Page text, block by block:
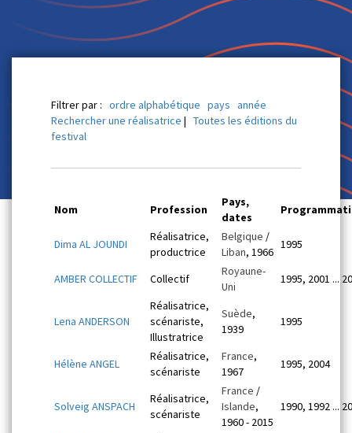
Filtrer par : ordre alphabétique pays année
Rechercher une réalisatrice | Toutes les éditions du
festival
Nom Profession
Pays,
dates
Dima AL JOUNDI
Réalisatrice,
productrice
Belgique /
Liban, 1966
1995
AMBER COLLECTIF Collectif
Royaune-
Uni
1995, 2001 ...
Lena ANDERSON
Réalisatrice,
scénariste,
Illustratrice
Suède,
1939
1995
Hélène ANGEL
Réalisatrice,
scénariste
France,
1967
1995, 2004
Solveig ANSPACH
Réalisatrice,
scénariste
France /
Islande,
1960 - 2015
1990, 1992 ...